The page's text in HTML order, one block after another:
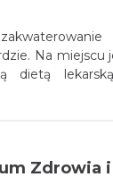
Na miejscu
dietą
Zdrowia